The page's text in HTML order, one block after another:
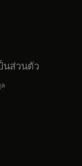
นส่วนตัว
a new tab